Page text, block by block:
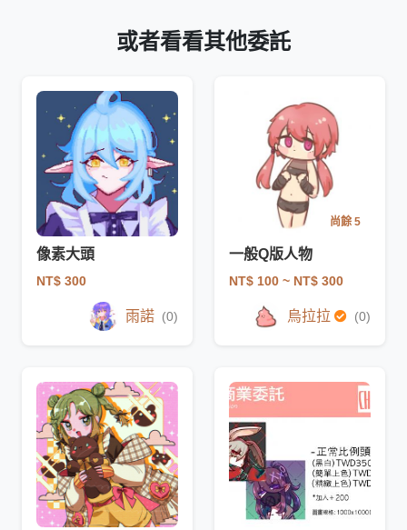
或者看看其他委託
像素大頭
NT$ 300
雨諾 (0)
尚餘 5
一般Q版人物
NT$ 100 ~ NT$ 300
烏拉拉 (0)